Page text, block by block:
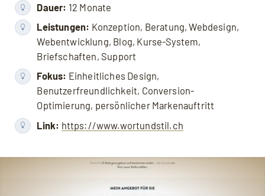
Dauer: 12 Monate
Leistungen: Konzeption, Beratung, Webdesign,
Webentwicklung, Blog, Kurse-System,
Briefschaften, Support
Fokus: Einheitliches Design,
Benutzerfreundlichkeit, Conversion-
Optimierung, persönlicher Markenauftritt
Link: https://www.wortundstil.ch